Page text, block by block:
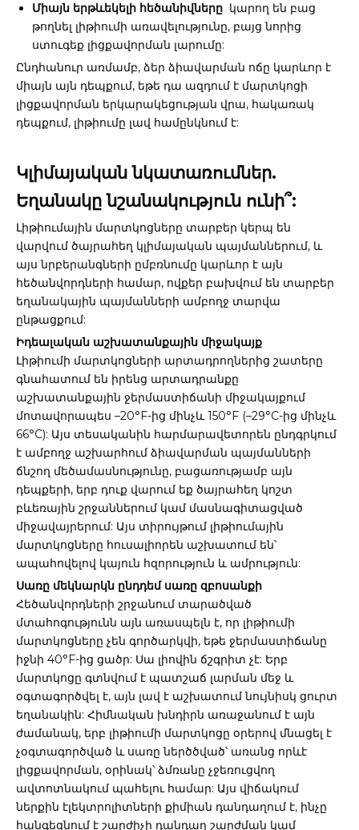
Միայն երթևեկելի հեծանիվները կարող են բաց
թողնել լիթիումի առավելությունը, բայց նորից
ստուգեք լիցքավորման լարումը:
Ընդհանուր առմամբ, ձեր ձիավարման ոճը կարևոր է
միայն այն դեպքում, եթե դա ազդում է մարտկոցի
լիցքավորման երկարակեցության վրա, հակառակ
դեպքում, լիթիումը լավ համընկնում է:
Կլիմայական նկատառումներ.
Եղանակը նշանակություն ունի՞:
Լիթիումային մարտկոցները տարբեր կերպ են
վարվում ծայրահեղ կլիմայական պայմաններում, և
այս նրբերանգների ըմբռնումը կարևոր է այն
հեծանվորդների համար, ովքեր բախվում են տարբեր
եղանակային պայմանների ամբողջ տարվա
ընթացքում:
Իդեալական աշխատանքային միջակայք
Լիթիումի մարտկոցների արտադրողներից շատերը
գնահատում են իրենց արտադրանքը
աշխատանքային ջերմաստիճանի միջակայքում
մոտավորապես –20°F-ից մինչև 150°F (–29°C-ից մինչև
66°C): Այս տեսականին հարմարավետորեն ընդգրկում
է ամբողջ աշխարհում ձիավարման պայմանների
ճնշող մեծամասնությունը, բացառությամբ այն
դեպքերի, երբ դուք վարում եք ծայրահեղ կոշտ
բևեռային շրջաններում կամ մասնագիտացված
միջավայրերում: Այս տիրույթում լիթիումային
մարտկոցները հուսալիորեն աշխատում են՝
ապահովելով կայուն հզորություն և ամրություն:
Սառը մեկնարկն ընդդեմ սառը զբոսանքի
Հեծանվորդների շրջանում տարածված
մտահոգությունն այն առասպելն է, որ լիթիումի
մարտկոցները չեն գործարկվի, եթե ջերմաստիճանը
իջնի 40°F-ից ցածր: Սա լիովին ճշգրիտ չէ: Երբ
մարտկոցը գտնվում է պատշաճ լարման մեջ և
օգտագործվել է, այն լավ է աշխատում նույնիսկ ցուրտ
եղանակին: Հիմնական խնդիրն առաջանում է այն
ժամանակ, երբ լիթիումի մարտկոցը օրերով մնացել է
չօգտագործված և սառը ներծծված՝ առանց որևէ
լիցքավորման, օրինակ՝ ձմռանը չջեռուցվող
ավտոտնակում պահելու համար: Այս վիճակում
ներքին էլեկտրոլիտների քիմիան դանդաղում է, ինչը
հանգեցնում է շարժիչի դանդաղ շարժման կամ